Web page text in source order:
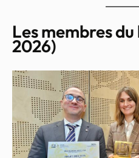
Les membres
2026)